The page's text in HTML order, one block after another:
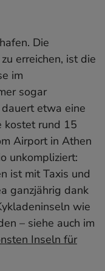
Die
erreichen, ist die
im
sogar
etwa eine
kostet rund 15
Airport in Athen
unkompliziert:
ist mit Taxis und
ganzjährig dank
wie
– siehe auch im
Inseln für